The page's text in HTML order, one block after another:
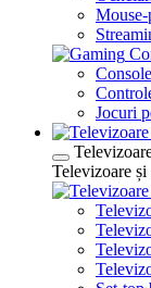
Jocuri
Televizoare și